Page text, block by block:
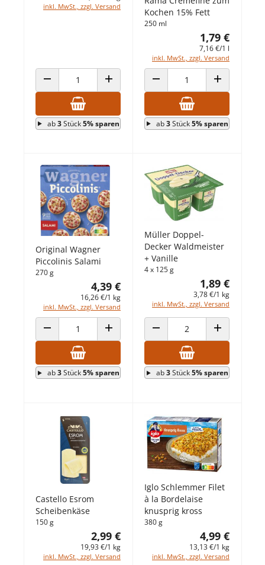
inkl. MwSt., zzgl. Versand
ANZAHL VERRINGERNANZAHL ERHÖHEN
ab3Stück5% sparen
Kochen 15% Fett
250 ml
1,79 €
7,16 €/1 l
inkl. MwSt., zzgl. Versand
ANZAHL VERRINGERNANZAHL
ab3Stück5% sparen
Original Wagner
Piccolinis Salami
270 g
4,39 €
16,26 €/1 kg
inkl. MwSt., zzgl. Versand
ANZAHL VERRINGERNANZAHL ERHÖHEN
ab3Stück5% sparen
Müller Doppel-
Decker Waldmeister
+ Vanille
4 x 125 g
1,89 €
3,78 €/1 kg
inkl. MwSt., zzgl. Versand
ANZAHL VERRINGERNANZAHL
ab3Stück5% sparen
Castello Esrom
Scheibenkäse
150 g
2,99 €
19,93 €/1 kg
inkl. MwSt., zzgl. Versand
Iglo Schlemmer Filet
à la Bordelaise
knusprig kross
380 g
4,99 €
13,13 €/1 kg
inkl. MwSt., zzgl. Versand